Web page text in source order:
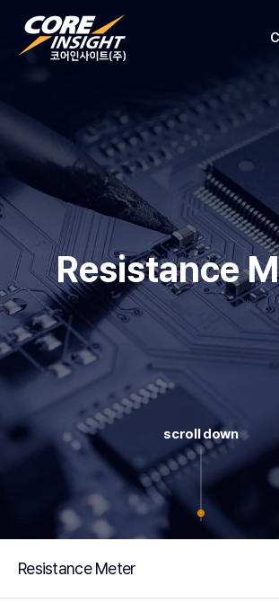
Resistance
scroll down
Resistance Meter